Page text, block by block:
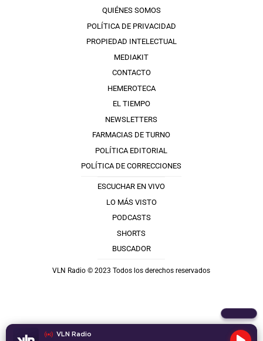
VLN Radio
QUIÉNES SOMOS
POLÍTICA DE PRIVACIDAD
PROPIEDAD INTELECTUAL
MEDIAKIT
CONTACTO
HEMEROTECA
EL TIEMPO
NEWSLETTERS
FARMACIAS DE TURNO
POLÍTICA EDITORIAL
POLÍTICA DE CORRECCIONES
ESCUCHAR EN VIVO
LO MÁS VISTO
PODCASTS
SHORTS
BUSCADOR
VLN Radio © 2023 Todos los derechos reservados